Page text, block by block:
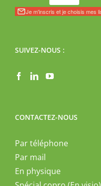
SUIVEZ-NOUS :
CONTACTEZ-NOUS
Par téléphone
Par mail
En physique